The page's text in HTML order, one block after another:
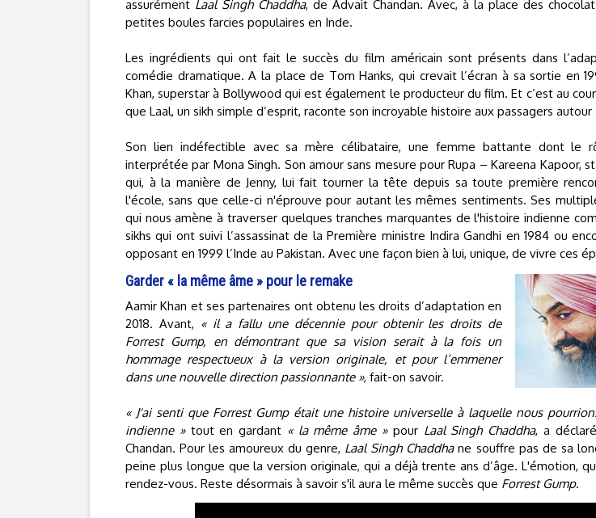
assurément Laal Singh Chaddha, de Advait Chandan. Avec, à la place des
petites boules farcies populaires en Inde.
Les ingrédients qui ont fait le succès du film américain sont présents dans
comédie dramatique. A la place de Tom Hanks, qui crevait l’écran à sa sortie en
Khan, superstar à Bollywood qui est également le producteur du film. Et c’est au
que Laal, un sikh simple d’esprit, raconte son incroyable histoire aux passagers autour
Son lien indéfectible avec sa mère célibataire, une femme battante dont le
interprétée par Mona Singh. Son amour sans mesure pour Rupa – Kareena Kapoor,
qui, à la manière de Jenny, lui fait tourner la tête depuis sa toute première
l'école, sans que celle-ci n'éprouve pour autant les mêmes sentiments. Ses
qui nous amène à traverser quelques tranches marquantes de l'histoire indienne
sikhs qui ont suivi l’assassinat de la Première ministre Indira Gandhi en 1984 ou
opposant en 1999 l’Inde au Pakistan. Avec une façon bien à lui, unique, de vivre ces
Garder « la même âme » pour le remake
Aamir Khan et ses partenaires ont obtenu les droits d’adaptation en
2018. Avant, « il a fallu une décennie pour obtenir les droits de
Forrest Gump, en démontrant que sa vision serait à la fois un
hommage respectueux à la version originale, et pour l’emmener
dans une nouvelle direction passionnante », fait-on savoir.
« J'ai senti que Forrest Gump était une histoire universelle à laquelle nous
indienne »tout en gardant « la même âme »pour Laal Singh Chaddha, a
Chandan. Pour les amoureux du genre, Laal Singh Chaddhane souffre pas de sa
peine plus longue que la version originale, qui a déjà trente ans d’âge. L'émotion,
rendez-vous. Reste désormais à savoir s'il aura le même succès que Forrest Gump.